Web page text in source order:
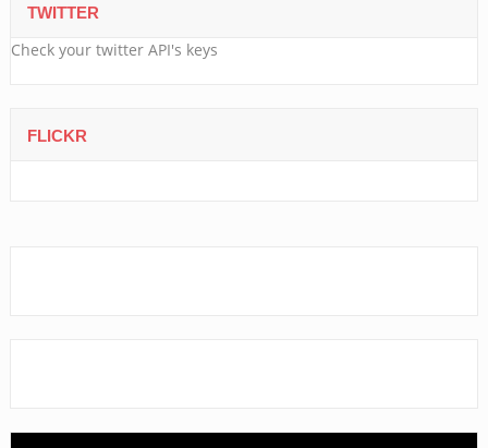
TWITTER
Check your twitter API's keys
FLICKR